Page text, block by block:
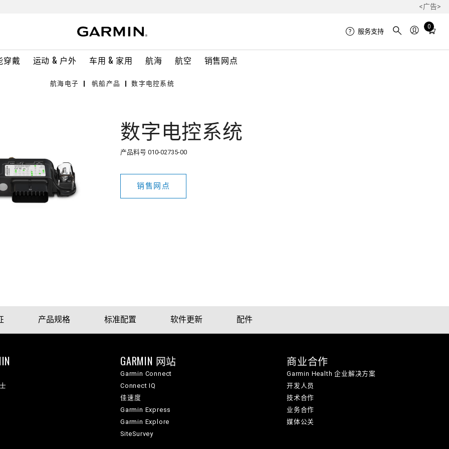
<广告>
穿戴 运动 & 户外 车用 & 家用 航海 航空 销售网点
服务支持
0
Total
in
航海电子 帆船产品 数字电控系统
数字电控系统
产品料号 010-02735-00
销售网点
产品规格 标准配置 软件更新 配件
GARMIN 网站
Garmin Connect
Connect IQ
佳速度
Garmin Express
Garmin Explore
SiteSurvey
商业合作
Garmin Health 企业解决方案
开发人员
技术合作
业务合作
媒体公关